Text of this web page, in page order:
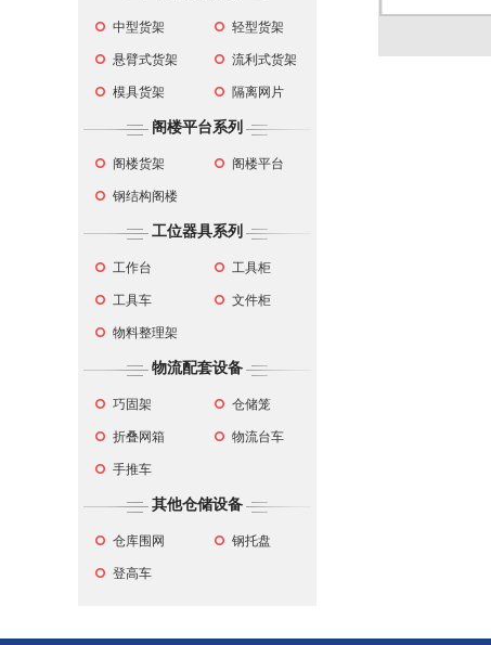
中型货架 轻型货架
悬臂式货架 流利式货架
模具货架 隔离网片
阁楼平台系列
阁楼货架 阁楼平台
钢结构阁楼
工位器具系列
工作台 工具柜
工具车 文件柜
物料整理架
物流配套设备
巧固架 仓储笼
折叠网箱 物流台车
手推车
其他仓储设备
仓库围网 钢托盘
登高车